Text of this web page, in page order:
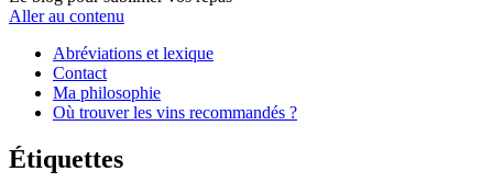
Aller au contenu
Abréviations et lexique
Contact
Ma philosophie
Où trouver les vins recommandés ?
Étiquettes